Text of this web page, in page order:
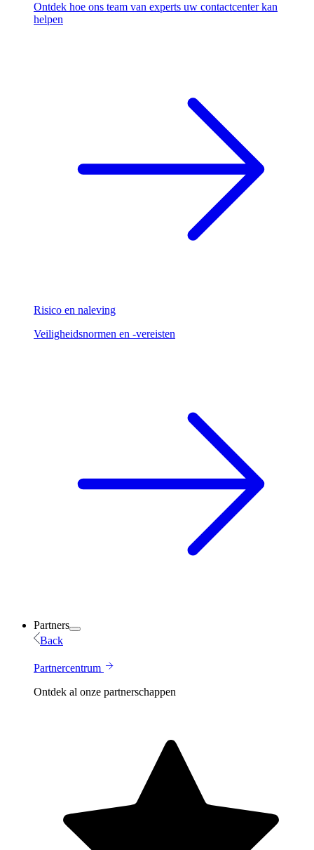
Ontdek hoe ons team van experts uw contactcenter kan
helpen
Risico en naleving
Veiligheidsnormen en -vereisten
Partners
Back
Partnercentrum
Ontdek al onze partnerschappen